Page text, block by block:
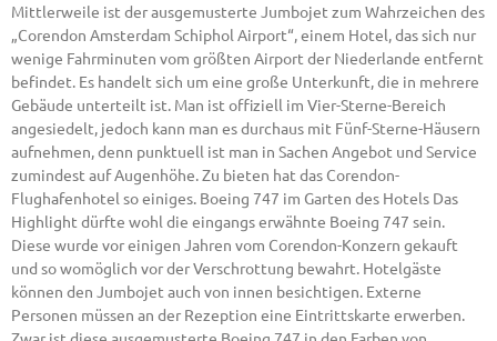
Mittlerweile ist der ausgemusterte Jumbojet zum Wahrzeichen des
„Corendon Amsterdam Schiphol Airport“, einem Hotel, das sich nur
wenige Fahrminuten vom größten Airport der Niederlande entfernt
befindet. Es handelt sich um eine große Unterkunft, die in mehrere
Gebäude unterteilt ist. Man ist offiziell im Vier-Sterne-Bereich
angesiedelt, jedoch kann man es durchaus mit Fünf-Sterne-Häusern
aufnehmen, denn punktuell ist man in Sachen Angebot und Service
zumindest auf Augenhöhe. Zu bieten hat das Corendon-
Flughafenhotel so einiges. Boeing 747 im Garten des Hotels Das
Highlight dürfte wohl die eingangs erwähnte Boeing 747 sein.
Diese wurde vor einigen Jahren vom Corendon-Konzern gekauft
und so womöglich vor der Verschrottung bewahrt. Hotelgäste
können den Jumbojet auch von innen besichtigen. Externe
Personen müssen an der Rezeption eine Eintrittskarte erwerben.